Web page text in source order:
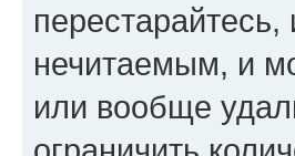
нечитаемым, и
или вообще